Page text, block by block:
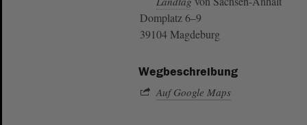
Domplatz 6–9
39104 Magdeburg
Wegbeschreibung
Auf Google Maps